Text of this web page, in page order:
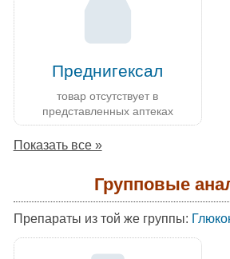
Преднигексал
товар отсутствует в
представленных аптеках
Показать все »
Групповые
Препараты из той же группы: